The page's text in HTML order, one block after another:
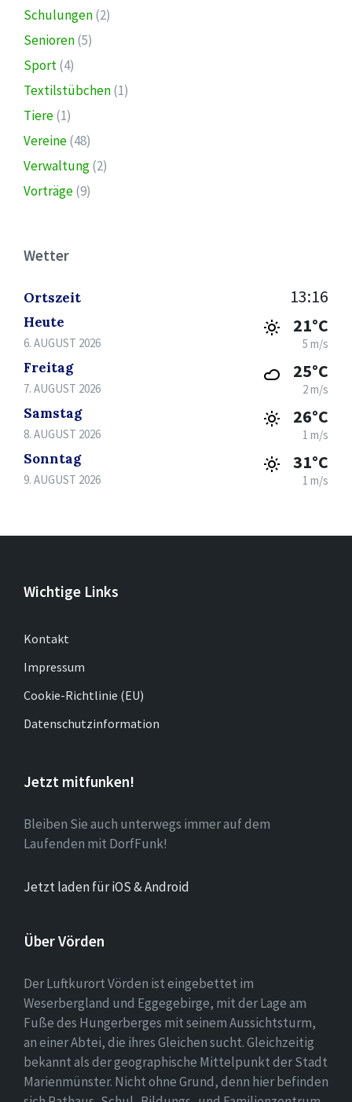
Schulungen(2)
Senioren(5)
Sport(4)
Textilstübchen(1)
Tiere(1)
Vereine(48)
Verwaltung(2)
Vorträge(9)
Wetter
Ortszeit 13:16
Heute
6. AUGUST 2026
21°C
5 m/s
Freitag
7. AUGUST 2026
25°C
2 m/s
Samstag
8. AUGUST 2026
26°C
1 m/s
Sonntag
9. AUGUST 2026
31°C
1 m/s
Wichtige Links
Kontakt
Impressum
Cookie-Richtlinie (EU)
Datenschutzinformation
Jetzt mitfunken!
Bleiben Sie auch unterwegs immer auf dem
Laufenden mit DorfFunk!
Jetzt laden für iOS & Android
Über Vörden
Der Luftkurort Vörden ist eingebettet im
Weserbergland und Eggegebirge, mit der Lage am
Fuße des Hungerberges mit seinem Aussichtsturm,
an einer Abtei, die ihres Gleichen sucht. Gleichzeitig
bekannt als der geographische Mittelpunkt der Stadt
Marienmünster. Nicht ohne Grund, denn hier befinden